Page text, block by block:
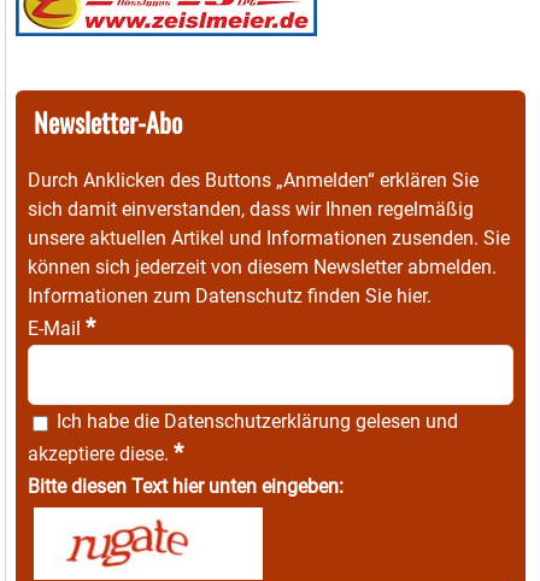
Newsletter-Abo
Durch Anklicken des Buttons „Anmelden“ erklären Sie
sich damit einverstanden, dass wir Ihnen regelmäßig
unsere aktuellen Artikel und Informationen zusenden. Sie
können sich jederzeit von diesem Newsletter abmelden.
Informationen zum Datenschutz finden Sie hier.
E-Mail *
Ich habe die Datenschutzerklärung gelesen und
akzeptiere diese. *
Bitte diesen Text hier unten eingeben: